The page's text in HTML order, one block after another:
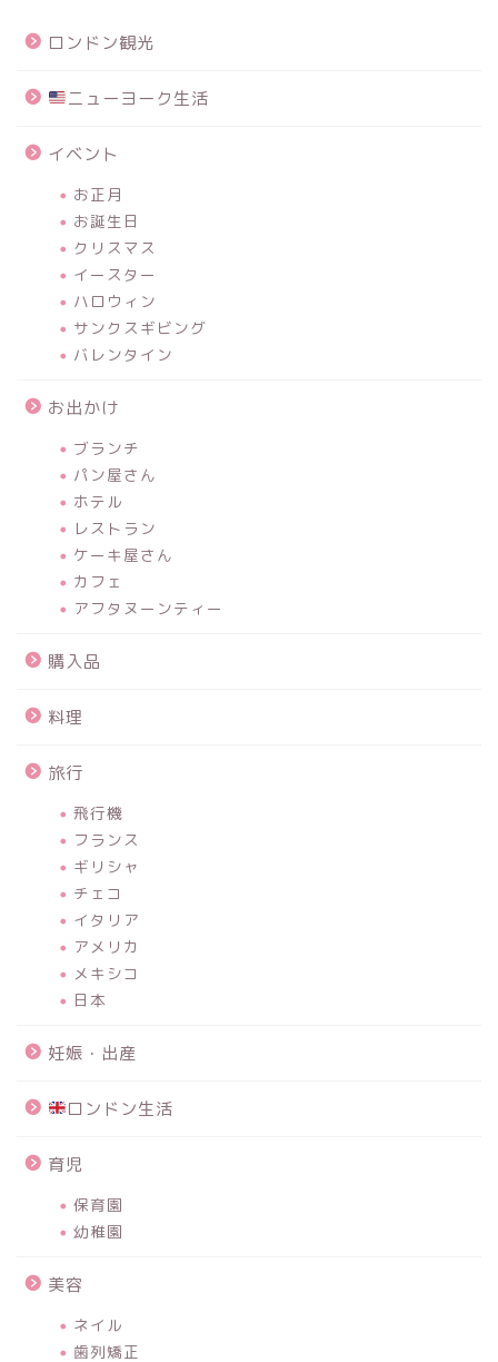
ロンドン観光
ニューヨーク生活
イベント
お正月
お誕生日
クリスマス
イースター
ハロウィン
サンクスギビング
バレンタイン
お出かけ
ブランチ
パン屋さん
ホテル
レストラン
ケーキ屋さん
カフェ
アフタヌーンティー
購入品
料理
旅行
飛行機
フランス
ギリシャ
チェコ
イタリア
アメリカ
メキシコ
日本
妊娠・出産
ロンドン生活
育児
保育園
幼稚園
美容
ネイル
歯列矯正